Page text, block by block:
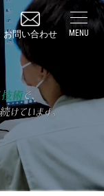
お問い合わせ